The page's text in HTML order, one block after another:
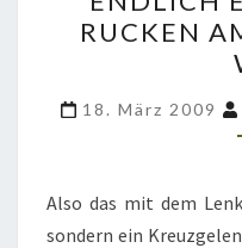
RUCKEN
18. März 2009
Also das mit dem
sondern ein